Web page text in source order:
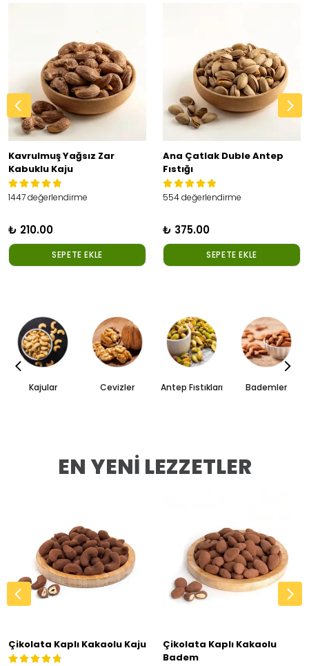
Kavrulmuş Yağsız Zar
Kabuklu Kaju
1447 değerlendirme
₺ 210.00
SEPETE EKLE
Ana Çatlak Duble Antep
Fıstığı
554 değerlendirme
₺ 375.00
SEPETE EKLE
Kajular Cevizler Antep Fıstıkları Bademler
EN YENİ LEZZETLER
Çikolata Kaplı Kakaolu Kaju
Çikolata Kaplı Kakaolu
Badem